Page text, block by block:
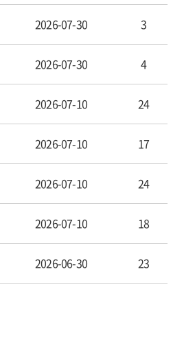
2026-07-30 3
2026-07-30 4
2026-07-10 24
2026-07-10 17
2026-07-10 24
2026-07-10 18
2026-06-30 23